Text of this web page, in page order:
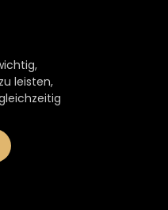
leisten,